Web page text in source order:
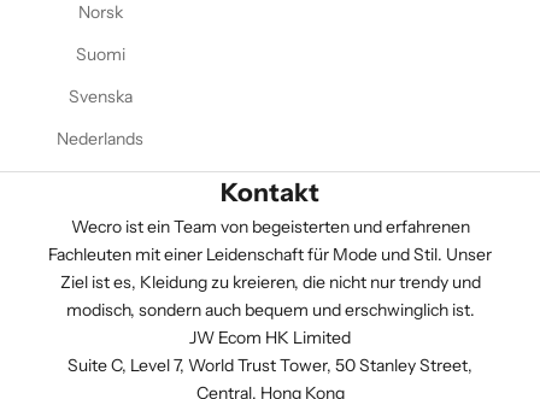
Norsk
Suomi
Svenska
Nederlands
Kontakt
Wecro ist ein Team von begeisterten und erfahrenen
Fachleuten mit einer Leidenschaft für Mode und Stil. Unser
Ziel ist es, Kleidung zu kreieren, die nicht nur trendy und
modisch, sondern auch bequem und erschwinglich ist.
JW Ecom HK Limited
Suite C, Level 7, World Trust Tower, 50 Stanley Street,
Central, Hong Kong